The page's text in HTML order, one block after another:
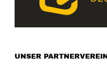
UNSER PARTNERVEREIN